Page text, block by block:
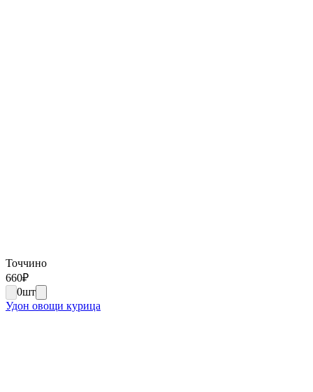
Точчино
660₽
0шт
Удон овощи курица